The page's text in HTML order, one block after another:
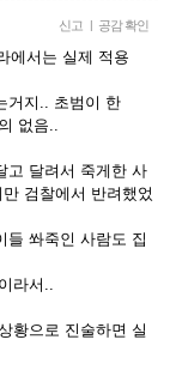
신고 | 공감 확인
에서는 실제 적용
거지.. 초범이 한
없음..
고 달려서 죽게한 사
검찰에서 반려했었
들 쏴죽인 사람도 집
라서..
황으로 진술하면 실